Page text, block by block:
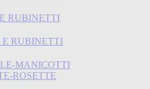
RUBINETTI
E RUBINETTI
MANICOTTI
ROSETTE